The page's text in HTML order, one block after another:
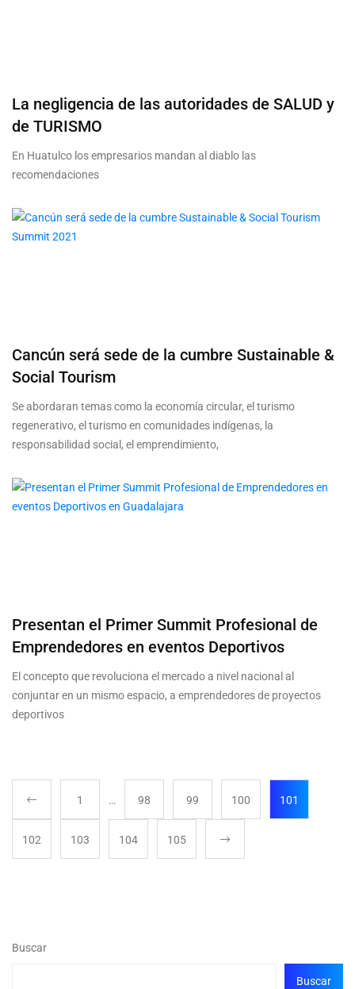
La negligencia de las autoridades de SALUD y
de TURISMO
En Huatulco los empresarios mandan al diablo las
recomendaciones
Cancún será sede de la cumbre Sustainable &
Social Tourism
Se abordaran temas como la economía circular, el turismo
regenerativo, el turismo en comunidades indígenas, la
responsabilidad social, el emprendimiento,
Presentan el Primer Summit Profesional de
Emprendedores en eventos Deportivos
El concepto que revoluciona el mercado a nivel nacional al
conjuntar en un mismo espacio, a emprendedores de proyectos
deportivos
1 … 98 99 100 101
102 103 104 105
Buscar
Buscar